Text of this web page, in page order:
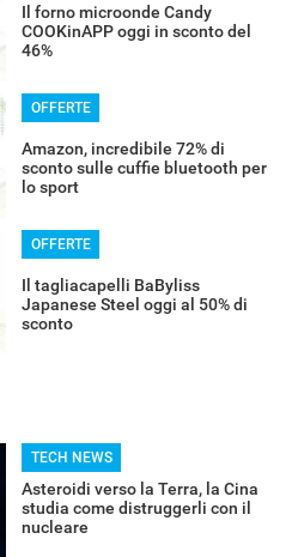
Il forno microonde Candy
COOKinAPP oggi in sconto del
46%
OFFERTE
Amazon, incredibile 72% di
sconto sulle cuffie bluetooth per
lo sport
OFFERTE
Il tagliacapelli BaByliss
Japanese Steel oggi al 50% di
sconto
TECH NEWS
Asteroidi verso la Terra, la Cina
studia come distruggerli con il
nucleare